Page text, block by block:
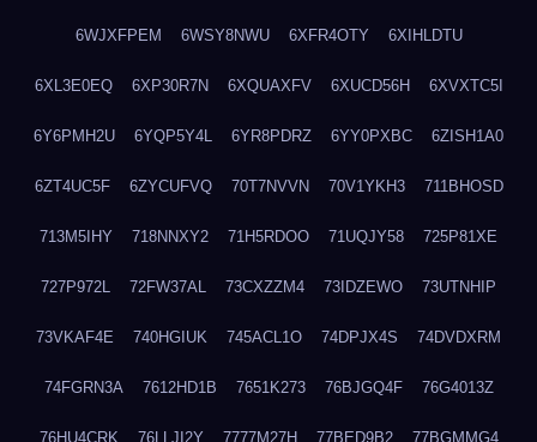
6WJXFPEM 6WSY8NWU 6XFR4OTY 6XIHLDTU
6XL3E0EQ 6XP30R7N 6XQUAXFV 6XUCD56H 6XVXTC5I
6Y6PMH2U 6YQP5Y4L 6YR8PDRZ 6YY0PXBC 6ZISH1A0
6ZT4UC5F 6ZYCUFVQ 70T7NVVN 70V1YKH3 711BHOSD
713M5IHY 718NNXY2 71H5RDOO 71UQJY58 725P81XE
727P972L 72FW37AL 73CXZZM4 73IDZEWO 73UTNHIP
73VKAF4E 740HGIUK 745ACL1O 74DPJX4S 74DVDXRM
74FGRN3A 7612HD1B 7651K273 76BJGQ4F 76G4013Z
76HU4CRK 76LLJI2Y 7777M27H 77BED9B2 77BGMMG4